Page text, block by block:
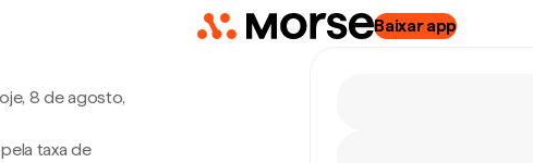
Baixar app
8 de agosto,
taxa de